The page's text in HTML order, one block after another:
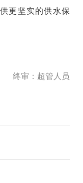
更坚实的供水保
终审：超管人员